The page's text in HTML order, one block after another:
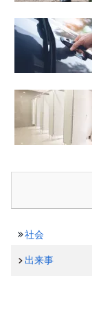
社会
出来事